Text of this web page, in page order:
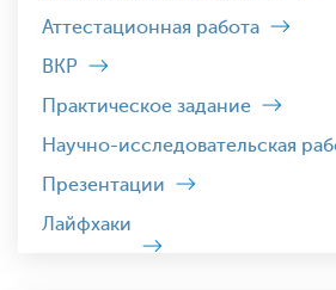
Аттестационная работа
ВКР
Практическое задание
Научно-исследовательская
Презентации
Лайфхаки